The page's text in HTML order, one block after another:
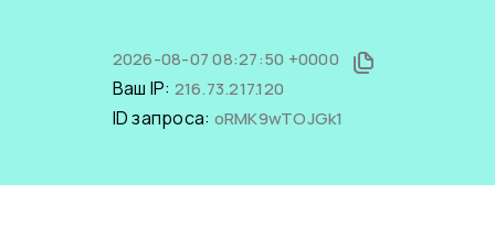
2026-08-07 08:27:50 +0000
Ваш IP: 216.73.217.120
ID запроса: oRMK9wTOJGk1